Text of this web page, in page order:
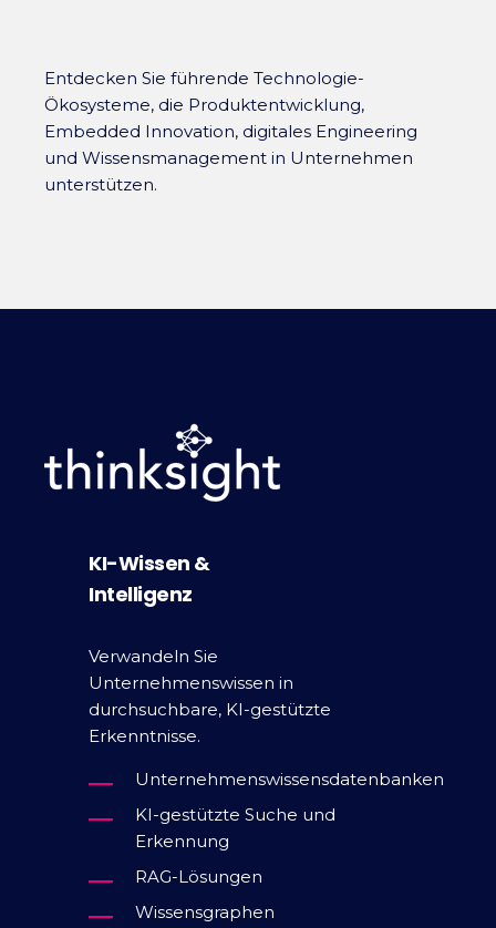
Entdecken Sie führende Technologie-
Ökosysteme, die Produktentwicklung,
Embedded Innovation, digitales Engineering
und Wissensmanagement in Unternehmen
unterstützen.
KI-Wissen &
Intelligenz
Verwandeln Sie
Unternehmenswissen in
durchsuchbare, KI-gestützte
Erkenntnisse.
Unternehmenswissensdatenbanken
KI-gestützte Suche und
Erkennung
RAG-Lösungen
Wissensgraphen